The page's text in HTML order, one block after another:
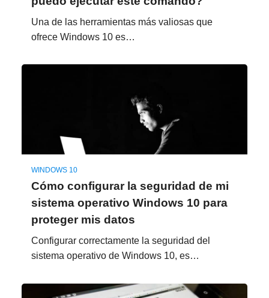
Una de las herramientas más valiosas que
ofrece Windows 10 es…
WINDOWS 10
Cómo configurar la seguridad de mi
sistema operativo Windows 10 para
proteger mis datos
Configurar correctamente la seguridad del
sistema operativo de Windows 10, es…